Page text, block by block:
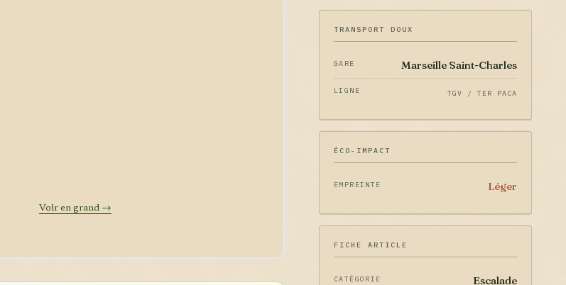
Voir en grand →
TRANSPORT DOUX
GARE Marseille Saint-Charles
LIGNE TGV / TER PACA
ÉCO-IMPACT
EMPREINTE Léger
FICHE ARTICLE
CATÉGORIE Escalade